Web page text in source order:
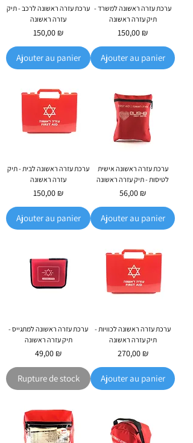
ערכת עזרה ראשונה לרכב - תיק
עזרה ראשונה
Prix
150,00 ₪
Ajouter au panier
ערכת עזרה ראשונה למשרד -
תיק עזרה ראשונה
Prix
150,00 ₪
Ajouter au panier
ערכת עזרה ראשונה לבית - תיק
עזרה ראשונה
Prix
150,00 ₪
Ajouter au panier
ערכת עזרה ראשונה אישית
לטיסות - תיק עזרה ראשונה
Prix
56,00 ₪
Ajouter au panier
ערכת עזרה ראשונה למתגייס -
תיק עזרה ראשונה
Prix
49,00 ₪
Rupture de stock
ערכת עזרה ראשונה לכוויות -
תיק עזרה ראשונה
Prix
270,00 ₪
Ajouter au panier